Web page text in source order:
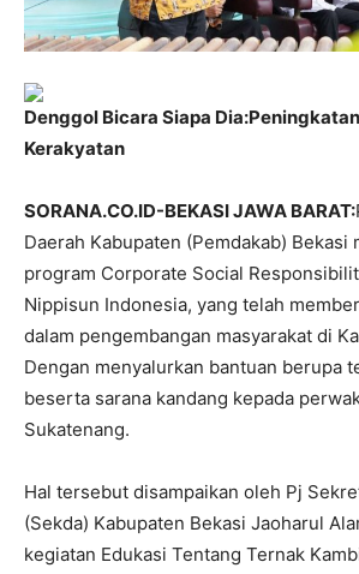
Denggol Bicara Siapa
Kerakyatan
SORANA.CO.ID-BEKASI JAWA BARAT:
Daerah Kabupaten (Pemdakab) Bekasi
program Corporate Social
Nippisun Indonesia, yang telah
dalam pengembangan masyarakat di
Dengan menyalurkan bantuan berupa
beserta sarana kandang kepada
Sukatenang.
Hal tersebut disampaikan oleh Pj
(Sekda) Kabupaten Bekasi Jaoharul
kegiatan Edukasi Tentang Ternak